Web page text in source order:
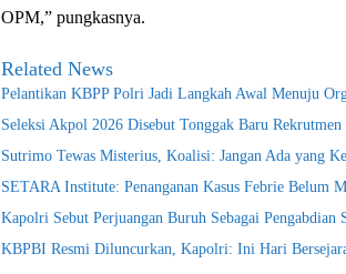
OPM,” pungkasnya.
Related News
Pelantikan KBPP Polri Jadi Langkah Awal Menuju
Seleksi Akpol 2026 Disebut Tonggak Baru
Sutrimo Tewas Misterius, Koalisi: Jangan Ada yang
SETARA Institute: Penanganan Kasus Febrie Belum
Kapolri Sebut Perjuangan Buruh Sebagai Pengabdian
KBPBI Resmi Diluncurkan, Kapolri: Ini Hari